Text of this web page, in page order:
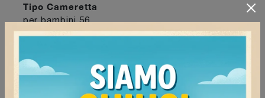
Tipo Cameretta
per bambini56
Mede
Vigevano